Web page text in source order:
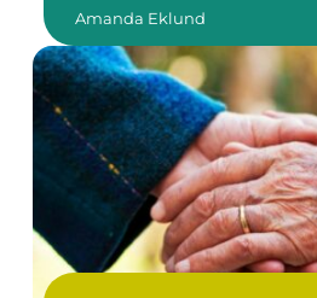
Amanda Eklund